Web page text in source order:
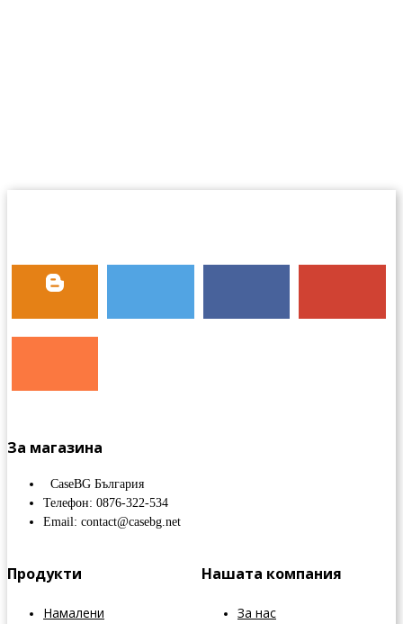
За магазина
CaseBG България
Телефон: 0876-322-534
Email: contact@casebg.net
Продукти
Намалени
Нашата компания
За нас